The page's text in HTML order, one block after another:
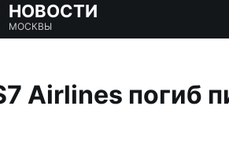
НОВОСТИ
МОСКВЫ
Airlines погиб